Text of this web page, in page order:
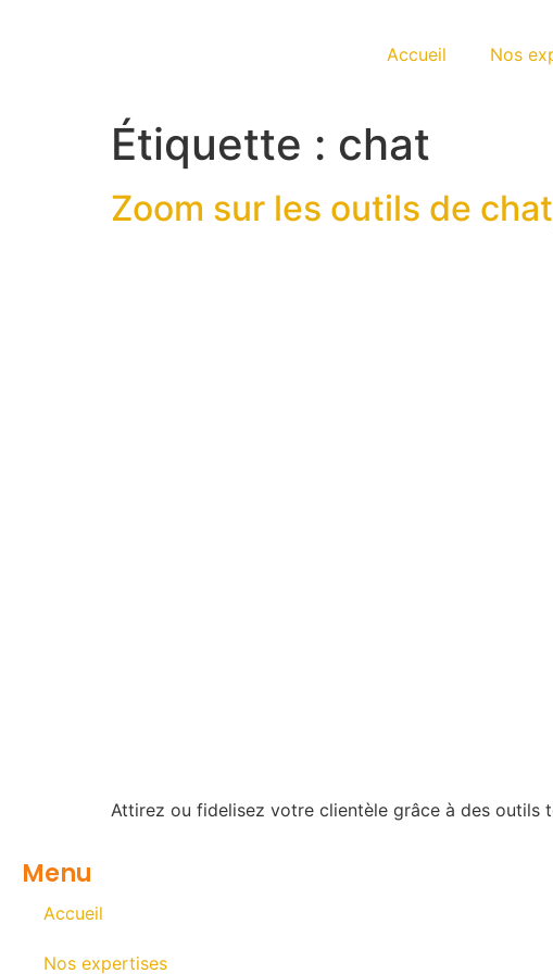
Accueil Nos
Étiquette : chat
Zoom sur les outils de
Attirez ou fidelisez votre clientèle grâce à des outils
Menu
Accueil
Nos expertises